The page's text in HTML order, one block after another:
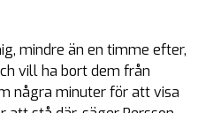
mindre än en timme efter,
vill ha bort dem från
några minuter för att visa